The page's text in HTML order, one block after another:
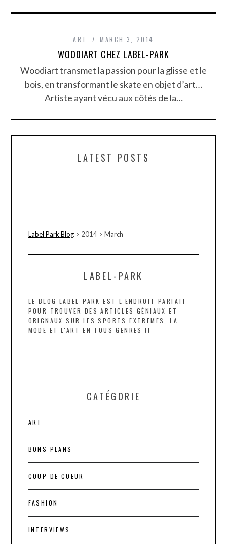
ART MARCH 3, 2014
WOODIART CHEZ LABEL-PARK
Woodiart transmet la passion pour la glisse et le
bois, en transformant le skate en objet d’art…
Artiste ayant vécu aux côtés de la…
LATEST POSTS
Label Park Blog> 2014> March
LABEL-PARK
LE BLOG LABEL-PARK EST L'ENDROIT PARFAIT
POUR TROUVER DES ARTICLES GÉNIAUX ET
ORIGNAUX SUR LES SPORTS EXTREMES, LA
MODE ET L'ART EN TOUS GENRES !!
CATÉGORIE
ART
BONS PLANS
COUP DE COEUR
FASHION
INTERVIEWS